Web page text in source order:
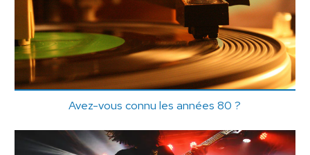
Avez-vous connu les années 80 ?